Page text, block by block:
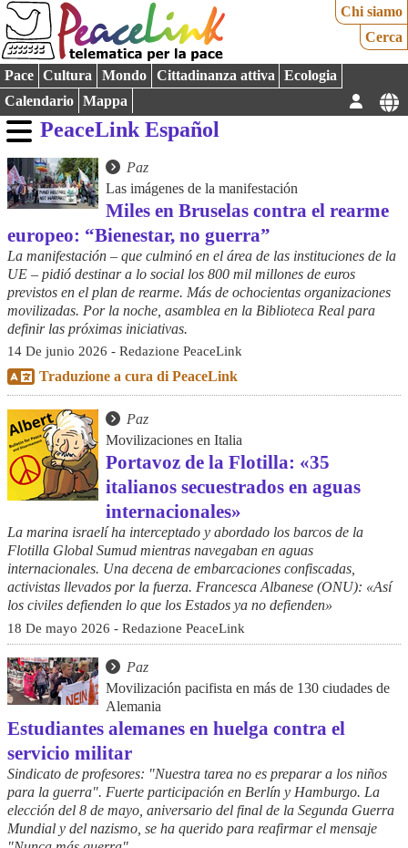
Chi siamo
Cerca
Pace Cultura Mondo Cittadinanza attiva
Ecologia
Calendario
Mappa
PeaceLink Español
Paz
Las imágenes de la manifestación
Miles en Bruselas contra el rearme
europeo: “Bienestar, no guerra”
La manifestación – que culminó en el área de las instituciones de la
UE – pidió destinar a lo social los 800 mil millones de euros
previstos en el plan de rearme. Más de ochocientas organizaciones
movilizadas. Por la noche, asamblea en la Biblioteca Real para
definir las próximas iniciativas.
14 De junio 2026 - Redazione PeaceLink
Traduzione a cura di PeaceLink
Paz
Movilizaciones en Italia
Portavoz de la Flotilla: «35
italianos secuestrados en aguas
internacionales»
La marina israelí ha interceptado y abordado los barcos de la
Flotilla Global Sumud mientras navegaban en aguas
internacionales. Una decena de embarcaciones confiscadas,
activistas llevados por la fuerza. Francesca Albanese (ONU): «Así
los civiles defienden lo que los Estados ya no defienden»
18 De mayo 2026 - Redazione PeaceLink
Paz
Movilización pacifista en más de 130 ciudades de
Alemania
Estudiantes alemanes en huelga contra el
servicio militar
Sindicato de profesores: "Nuestra tarea no es preparar a los niños
para la guerra". Fuerte participación en Berlín y Hamburgo. La
elección del 8 de mayo, aniversario del final de la Segunda Guerra
Mundial y del nazismo, se ha querido para reafirmar el mensaje